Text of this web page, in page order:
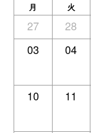
月 火
27 28
03
04
10 11